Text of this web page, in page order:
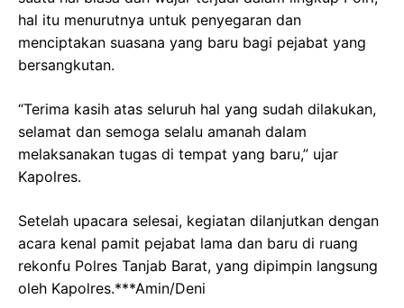
hal itu menurutnya untuk penyegaran dan
menciptakan suasana yang baru bagi pejabat yang
bersangkutan.
“Terima kasih atas seluruh hal yang sudah dilakukan,
selamat dan semoga selalu amanah dalam
melaksanakan tugas di tempat yang baru,” ujar
Kapolres.
​Setelah upacara selesai, kegiatan dilanjutkan dengan
acara kenal pamit pejabat lama dan baru di ruang
rekonfu Polres Tanjab Barat, yang dipimpin langsung
oleh Kapolres.***Amin/Deni